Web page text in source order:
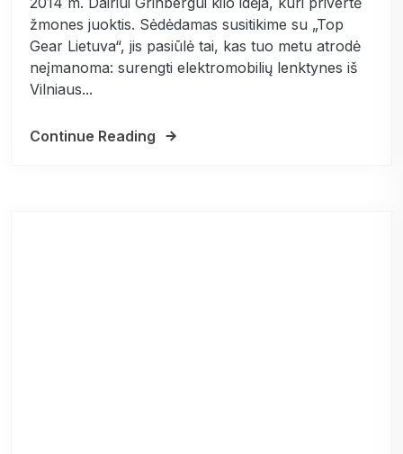
žmones juoktis. Sėdėdamas susitikime su „Top
Gear Lietuva“, jis pasiūlė tai, kas tuo metu atrodė
neįmanoma: surengti elektromobilių lenktynes iš
Vilniaus...
Continue Reading